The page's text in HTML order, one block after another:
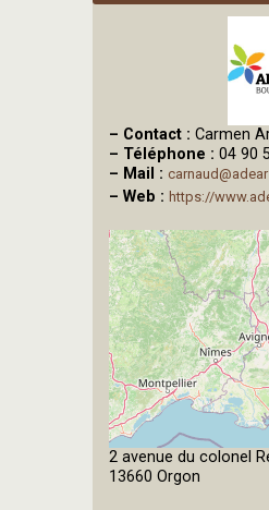
– Contact : Carmen
– Téléphone : 04 90
– Mail :
– Web : https://
2 avenue du colonel
13660 Orgon